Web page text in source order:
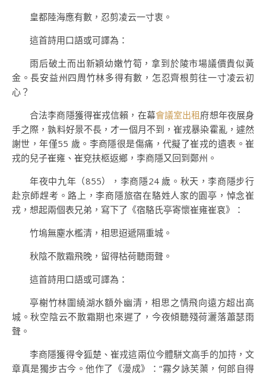
皇都陸海應有數，忍剪凌云一寸衷。
這首詩用口語或可譯為：
雨后破土而出新穎幼嫩竹筍，拿到於陵市場議價貴似黃
金。長安益州四周竹林多得有數，怎忍齊根剪往一寸凌云初
心？
合法李商隱獲得崔戎信賴，在幕會議室出租府想年夜展身
手之際，孰料好景不長，才一個月不到，崔戎暴染霍亂，遽然
謝世，年僅55 歲。李商隱很是傷痛，代擬了崔戎的遺表。崔
戎的兒子崔雍、崔兗扶柩返鄉，李商隱又回到鄭州。
年夜中九年（855），李商隱24 歲。秋天，李商隱步行
赴京師趕考。路上，李商隱旅宿在駱姓人家的園亭，悼念崔
戎，想起兩個表兄弟，寫下了《宿駱氏亭寄懷崔雍崔袞》：
竹塢無塵水檻清，相思迢遞隔重城。
秋陰不散霜飛晚，留得枯荷聽雨聲。
這首詩用口語或可譯為：
亭榭竹林圍繞湖水額外幽清，相思之情飛向遠方超出高
城。秋空陰云不散霜期也來遲了，今夜傾聽殘荷灑落蕭瑟雨
聲。
李商隱獲得令狐楚、崔戎這兩位今體駢文高手的加持，文
章真是獨步古今。他作了《漫成》：“霧夕詠芙蕖，何郎自得